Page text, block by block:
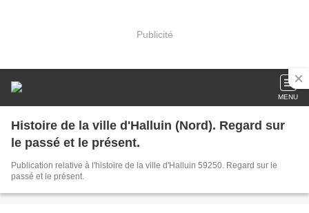
Publicité
MENU
Histoire de la ville d'Halluin (Nord). Regard sur
le passé et le présent.
Publication relative à l'histoire de la ville d'Halluin 59250. Regard sur le
passé et le présent.